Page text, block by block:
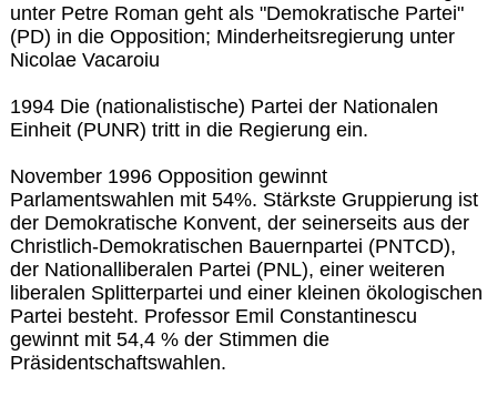
unter Petre Roman geht als "Demokratische Partei"
(PD) in die Opposition; Minderheitsregierung unter
Nicolae Vacaroiu
1994 Die (nationalistische) Partei der Nationalen
Einheit (PUNR) tritt in die Regierung ein.
November 1996 Opposition gewinnt
Parlamentswahlen mit 54%. Stärkste Gruppierung ist
der Demokratische Konvent, der seinerseits aus der
Christlich-Demokratischen Bauernpartei (PNTCD),
der Nationalliberalen Partei (PNL), einer weiteren
liberalen Splitterpartei und einer kleinen ökologischen
Partei besteht. Professor Emil Constantinescu
gewinnt mit 54,4 % der Stimmen die
Präsidentschaftswahlen.